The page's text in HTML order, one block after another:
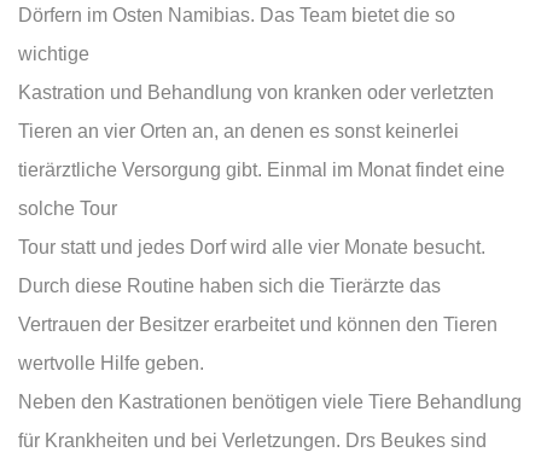
Dörfern im Osten Namibias. Das Team bietet die so
wichtige
Kastration und Behandlung von kranken oder verletzten
Tieren an vier Orten an, an denen es sonst keinerlei
tierärztliche Versorgung gibt. Einmal im Monat findet eine
solche Tour
Tour statt und jedes Dorf wird alle vier Monate besucht.
Durch diese Routine haben sich die Tierärzte das
Vertrauen der Besitzer erarbeitet und können den Tieren
wertvolle Hilfe geben.
Neben den Kastrationen benötigen viele Tiere Behandlung
für Krankheiten und bei Verletzungen. Drs Beukes sind